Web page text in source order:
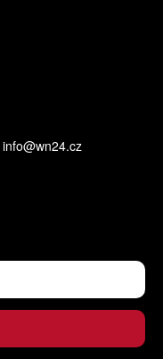
info@wn24.cz